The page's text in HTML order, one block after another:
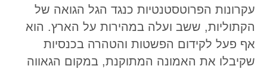
עקרונות הפרוטסטנטיות כנגד הגל הגואה של
הקתוליות, ששב ועלה במהירות על הארץ. הוא
אף פעל לקידום הפשטות והטהרה בכנסיות
שקיבלו את האמונה המתוקנת, במקום הגאווה